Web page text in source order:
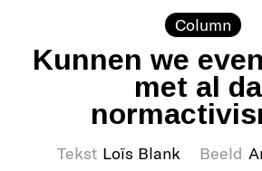
Column
Kunnen we
met al
Tekst Loïs Blank Beeld